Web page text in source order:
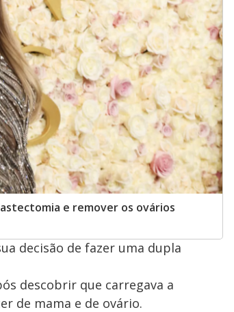
e remover os ovários
decisão de fazer uma dupla
descobrir que carregava a
de mama e de ovário.